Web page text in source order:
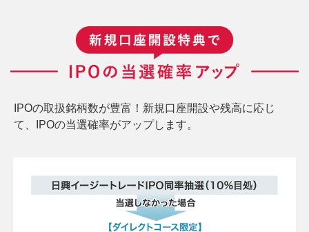
IPOの取扱銘柄数が豊富！新規口座開設や残高に応じ
て、IPOの当選確率がアップします。